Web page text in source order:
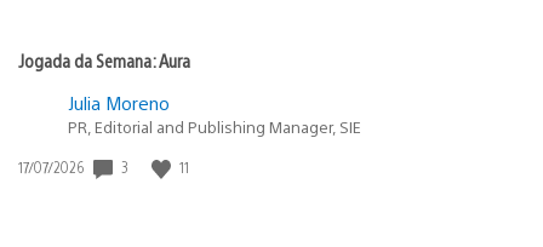
Jogada da Semana: Aura
Julia Moreno
PR, Editorial and Publishing Manager, SIE
Data
17/07/2026 3 11